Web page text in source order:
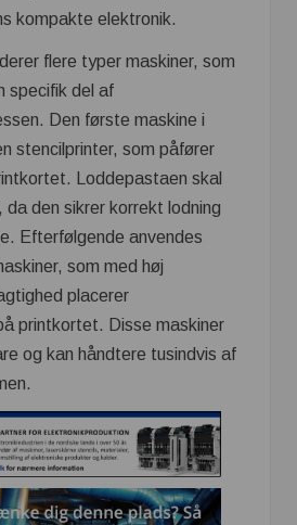
kompakte elektronik.
flere typer maskiner, som
specifik del af
Den første maskine i
stencilprinter, som påfører
Loddepastaen skal
den sikrer korrekt lodning
Efterfølgende anvendes
som med høj
placerer
printkortet. Disse maskiner
og kan håndtere tusindvis af